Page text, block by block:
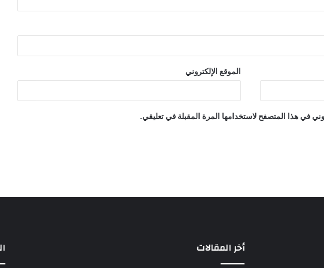
الموقع الإلكتروني
في هذا المتصفح لاستخدامها المرة المقبلة في تعليقي.
أخر المقالات